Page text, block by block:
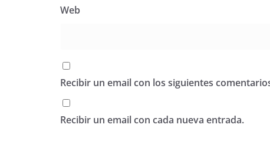
Web
Recibir un email con los siguientes
Recibir un email con cada nueva entrada.